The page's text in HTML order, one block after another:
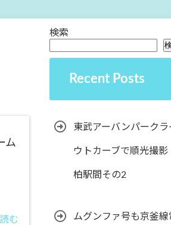
ム
む
検索
Recent Posts
東武アーバンパーク
ウトカーブで順光撮
柏駅間その2
ムグンファ号も京釜